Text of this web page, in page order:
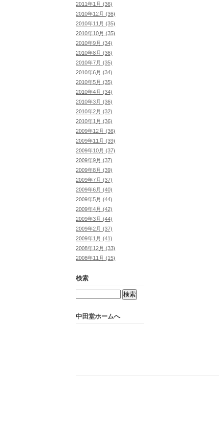
2011年1月 (36)
2010年12月 (36)
2010年11月 (35)
2010年10月 (35)
2010年9月 (34)
2010年8月 (36)
2010年7月 (35)
2010年6月 (34)
2010年5月 (35)
2010年4月 (34)
2010年3月 (36)
2010年2月 (32)
2010年1月 (36)
2009年12月 (36)
2009年11月 (39)
2009年10月 (37)
2009年9月 (37)
2009年8月 (39)
2009年7月 (37)
2009年6月 (40)
2009年5月 (44)
2009年4月 (42)
2009年3月 (44)
2009年2月 (37)
2009年1月 (41)
2008年12月 (33)
2008年11月 (15)
検索
中田堂ホームへ